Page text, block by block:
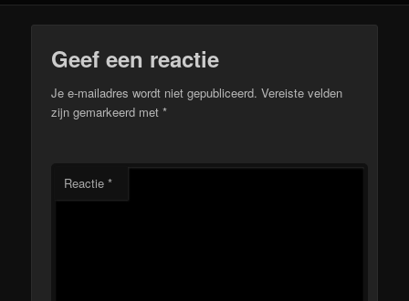
Geef een reactie
Je e-mailadres wordt niet gepubliceerd. Vereiste velden
zijn gemarkeerd met*
Reactie*